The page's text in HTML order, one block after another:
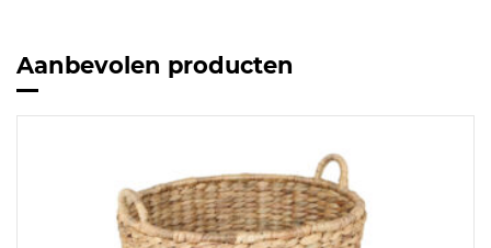
Aanbevolen producten